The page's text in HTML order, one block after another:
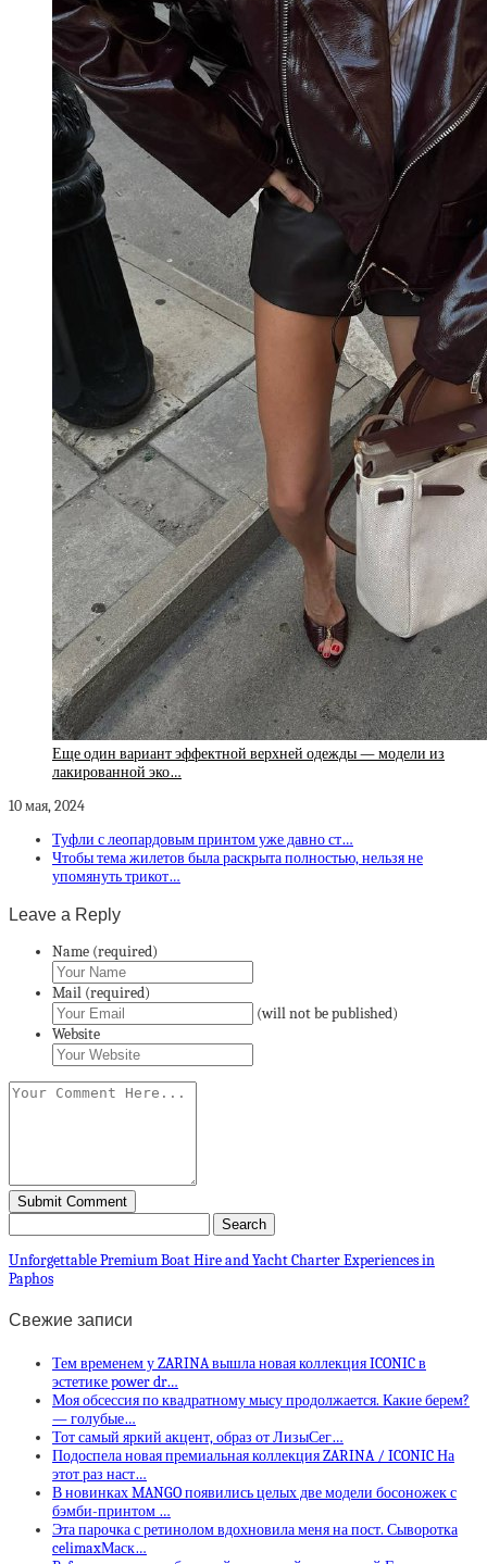
Еще один вариант эффектной верхней одежды — модели из
лакированной эко…
10 мая, 2024
Туфли с леопардовым принтом уже давно ст…
Чтобы тема жилетов была раскрыта полностью, нельзя не
упомянуть трикот…
Leave a Reply
Name (required)
Mail (required)
(will not be published)
Website
Unforgettable Premium Boat Hire and Yacht Charter Experiences in
Paphos
Свежие записи
Тем временем у ZARINA вышла новая коллекция ICONIC в
эстетике power dr…
Моя обсессия по квадратному мысу продолжается. Какие берем?
— голубые…
Тот самый яркий акцент, образ от ЛизыСег…
Подоспела новая премиальная коллекция ZARINA / ICONIC На
этот раз наст…
В новинках MANGO появились целых две модели босоножек с
бэмби-принтом …
Эта парочка с ретинолом вдохновила меня на пост. Сыворотка
celimaxМаск…